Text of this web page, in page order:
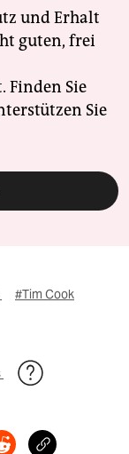
und Erhalt
guten, frei
Finden Sie
Sie
#Tim Cook